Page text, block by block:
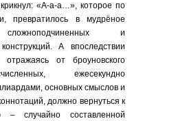
«А-а-а…», которое по
превратилось в мудрёное
и
А впоследствии
от броуновского
ежесекундно
основных смыслов и
должно вернуться к
– случайно составленной